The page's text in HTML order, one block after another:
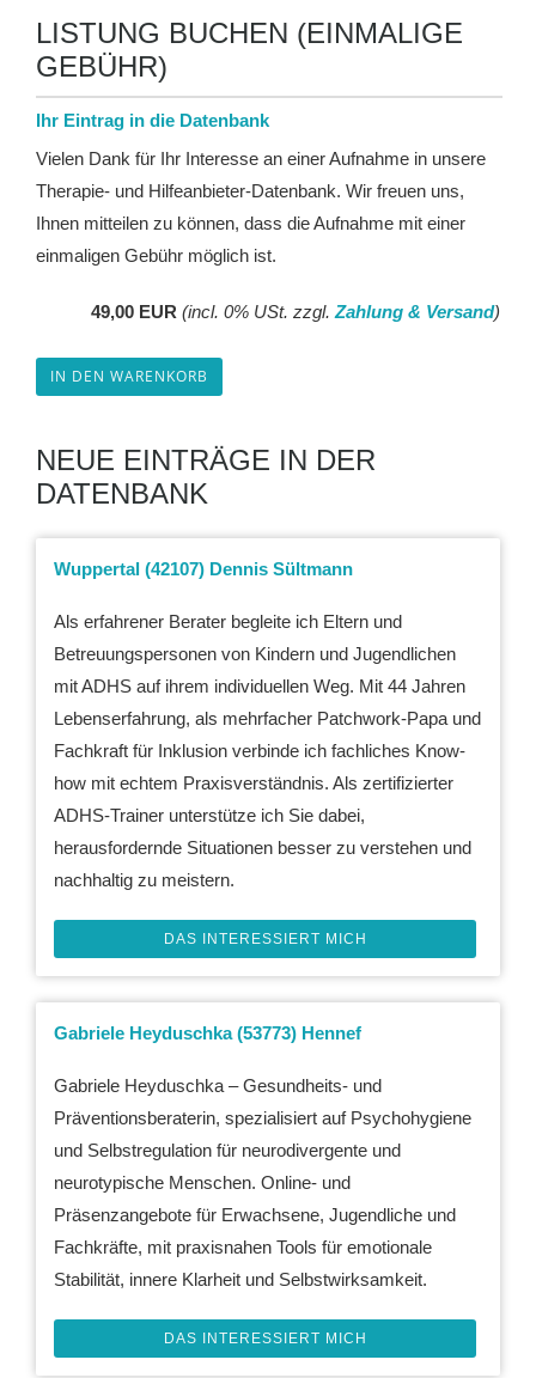
LISTUNG BUCHEN (EINMALIGE
GEBÜHR)
Ihr Eintrag in die Datenbank
Vielen Dank für Ihr Interesse an einer Aufnahme in unsere
Therapie- und Hilfeanbieter-Datenbank. Wir freuen uns,
Ihnen mitteilen zu können, dass die Aufnahme mit einer
einmaligen Gebühr möglich ist.
49,00 EUR (incl. 0% USt. zzgl. Zahlung & Versand)
IN DEN WARENKORB
NEUE EINTRÄGE IN DER
DATENBANK
Wuppertal (42107) Dennis Sültmann
Als erfahrener Berater begleite ich Eltern und
Betreuungspersonen von Kindern und Jugendlichen
mit ADHS auf ihrem individuellen Weg. Mit 44 Jahren
Lebenserfahrung, als mehrfacher Patchwork-Papa und
Fachkraft für Inklusion verbinde ich fachliches Know-
how mit echtem Praxisverständnis. Als zertifizierter
ADHS-Trainer unterstütze ich Sie dabei,
herausfordernde Situationen besser zu verstehen und
nachhaltig zu meistern.
DAS INTERESSIERT MICH
Gabriele Heyduschka (53773) Hennef
Gabriele Heyduschka – Gesundheits- und
Präventionsberaterin, spezialisiert auf Psychohygiene
und Selbstregulation für neurodivergente und
neurotypische Menschen. Online- und
Präsenzangebote für Erwachsene, Jugendliche und
Fachkräfte, mit praxisnahen Tools für emotionale
Stabilität, innere Klarheit und Selbstwirksamkeit.
DAS INTERESSIERT MICH